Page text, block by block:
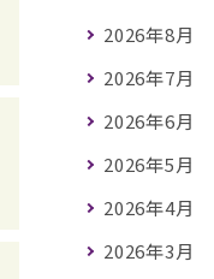
2026年8月
2026年7月
2026年6月
2026年5月
2026年4月
2026年3月